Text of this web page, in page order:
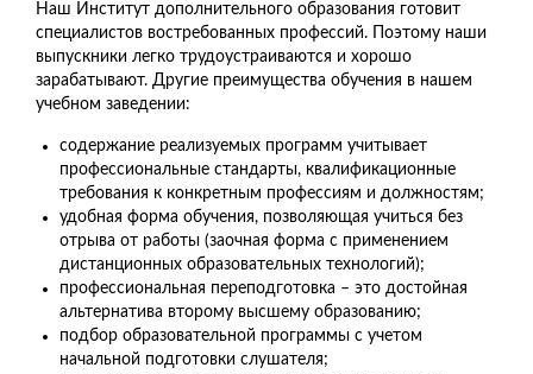
Наш Институт дополнительного образования готовит
специалистов востребованных профессий. Поэтому наши
выпускники легко трудоустраиваются и хорошо
зарабатывают. Другие преимущества обучения в нашем
учебном заведении:
содержание реализуемых программ учитывает
профессиональные стандарты, квалификационные
требования к конкретным профессиям и должностям;
удобная форма обучения, позволяющая учиться без
отрыва от работы (заочная форма с применением
дистанционных образовательных технологий);
профессиональная переподготовка – это достойная
альтернатива второму высшему образованию;
подбор образовательной программы с учетом
начальной подготовки слушателя;